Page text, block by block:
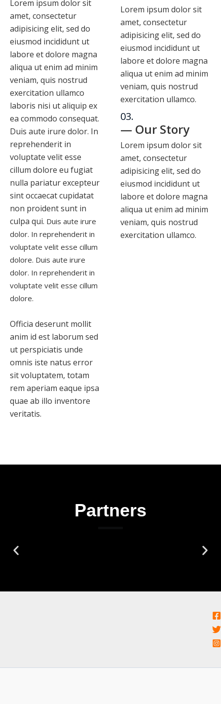
Lorem ipsum dolor sit
amet, consectetur
adipisicing elit, sed do
eiusmod incididunt ut
labore et dolore magna
aliqua ut enim ad minim
veniam, quis nostrud
exercitation ullamco
laboris nisi ut aliquip ex
ea commodo consequat.
Duis aute irure dolor. In
reprehenderit in
voluptate velit esse
cillum dolore eu fugiat
nulla pariatur excepteur
sint occaecat cupidatat
non proident sunt in
culpa qui. Duis aute irure
dolor. In reprehenderit in
voluptate velit esse cillum
dolore. Duis aute irure
dolor. In reprehenderit in
voluptate velit esse cillum
dolore.
Officia deserunt mollit
anim id est laborum sed
ut perspiciatis unde
omnis iste natus error
sit voluptatem, totam
rem aperiam eaque ipsa
quae ab illo inventore
veritatis.
Lorem ipsum dolor sit
amet, consectetur
adipisicing elit, sed do
eiusmod incididunt ut
labore et dolore magna
aliqua ut enim ad minim
veniam, quis nostrud
exercitation ullamco.
03.
— Our Story
Lorem ipsum dolor sit
amet, consectetur
adipisicing elit, sed do
eiusmod incididunt ut
labore et dolore magna
aliqua ut enim ad minim
veniam, quis nostrud
exercitation ullamco.
Partners